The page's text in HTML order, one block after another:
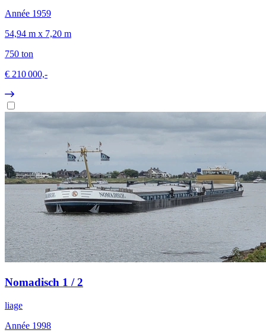
Année 1959
54,94 m x 7,20 m
750 ton
€ 210 000,-
Nomadisch 1 / 2
liage
Année 1998